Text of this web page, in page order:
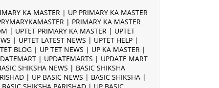
KA MASTER | UP PRIMARY KA MASTER
| PRIMARY KA MASTER
| UPTET PRIMARY KA MASTER | UPTET
| UPTET LATEST NEWS | UPTET HELP |
BLOG | UP TET NEWS | UP KA MASTER |
| UPDATEMARTS | UPDATE MART
SHIKSHA NEWS | BASIC SHIKSHA
| UP BASIC NEWS | BASIC SHIKSHA |